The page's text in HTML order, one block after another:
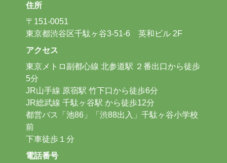
住所
〒151-0051
東京都渋谷区千駄ヶ谷3-51-6 英和ビル 2F
アクセス
東京メトロ副都心線 北参道駅 ２番出口から徒歩
5分
JR山手線 原宿駅 竹下口から徒歩6分
JR総武線 千駄ヶ谷駅 から徒歩12分
都営バス「池86」「渋88出入」千駄ヶ谷小学校
前
下車徒歩１分
電話番号